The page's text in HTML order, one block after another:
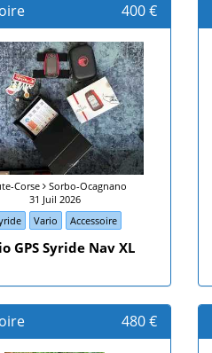
400 €
Corse Sorbo-Ocagnano
31 Juil 2026
Vario Accessoire
GPS Syride Nav XL
480 €